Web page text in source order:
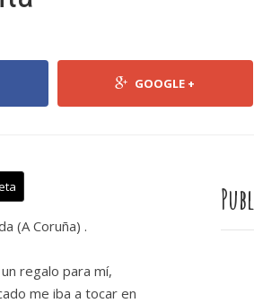
GOOGLE +
(A Coruña) .
regalo para mí,
me iba a tocar en